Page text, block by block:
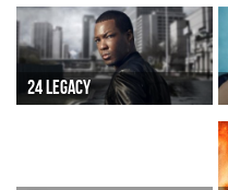
24 LEGACY